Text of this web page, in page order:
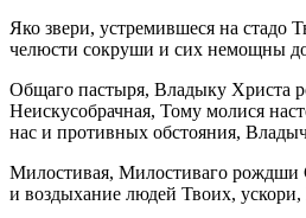
Яко звери, устремившеся на стадо
челюсти сокруши и сих немощны
Общаго пастыря, Владыку Христа
Неискусобрачная, Тому молися
нас и противных обстояния,
Милостивая, Милостиваго рождши
и воздыхание людей Твоих,